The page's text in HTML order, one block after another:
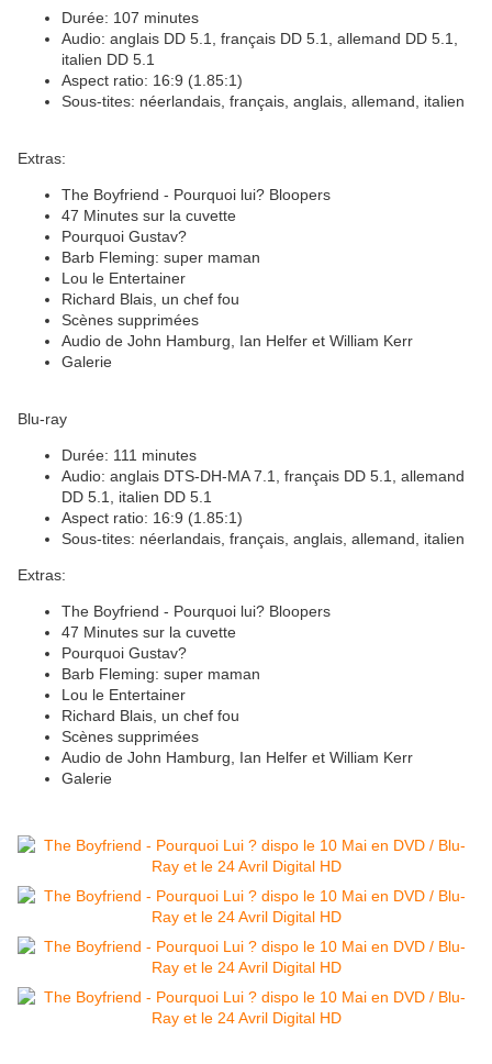
Durée: 107 minutes
Audio: anglais DD 5.1, français DD 5.1, allemand DD 5.1,
italien DD 5.1
Aspect ratio: 16:9 (1.85:1)
Sous-tites: néerlandais, français, anglais, allemand, italien
Extras:
The Boyfriend - Pourquoi lui? Bloopers
47 Minutes sur la cuvette
Pourquoi Gustav?
Barb Fleming: super maman
Lou le Entertainer
Richard Blais, un chef fou
Scènes supprimées
Audio de John Hamburg, Ian Helfer et William Kerr
Galerie
Blu-ray
Durée: 111 minutes
Audio: anglais DTS-DH-MA 7.1, français DD 5.1, allemand
DD 5.1, italien DD 5.1
Aspect ratio: 16:9 (1.85:1)
Sous-tites: néerlandais, français, anglais, allemand, italien
Extras:
The Boyfriend - Pourquoi lui? Bloopers
47 Minutes sur la cuvette
Pourquoi Gustav?
Barb Fleming: super maman
Lou le Entertainer
Richard Blais, un chef fou
Scènes supprimées
Audio de John Hamburg, Ian Helfer et William Kerr
Galerie